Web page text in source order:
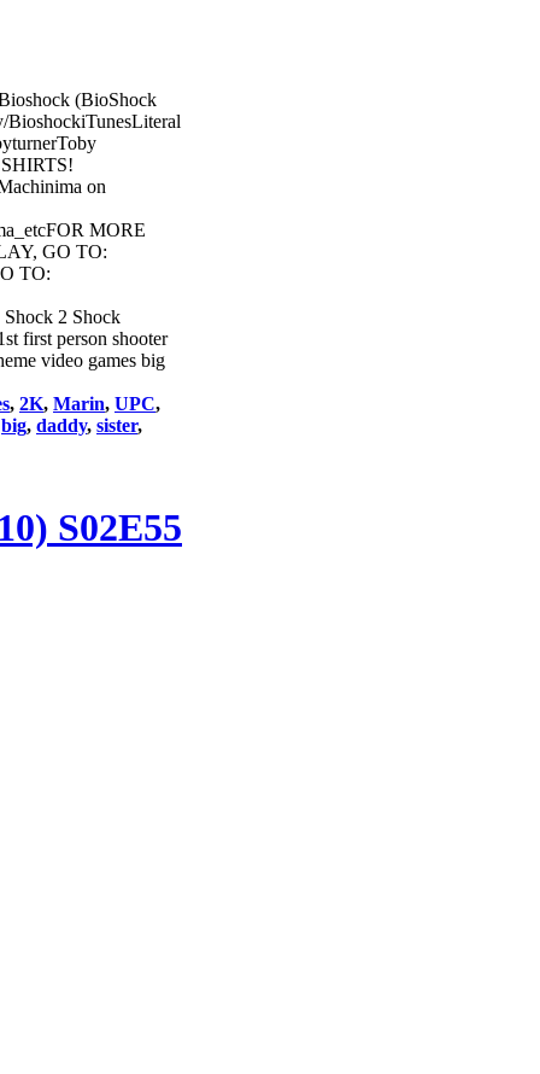
(BioShock
on
MORE
GO TO:
TO:
2 Shock
first person shooter
video games big
, 2K, Marin, UPC,
big, daddy, sister,
S02E55